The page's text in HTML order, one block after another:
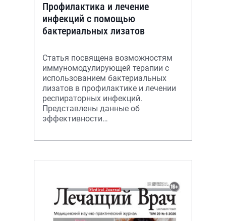
Профилактика и лечение
инфекций с помощью
бактериальных лизатов
Статья посвящена возможностям
иммуномодулирующей терапии с
использованием бактериальных
лизатов в профилактике и лечении
респираторных инфекций.
Представлены данные об
эффективности
педиатрической практике, а также у